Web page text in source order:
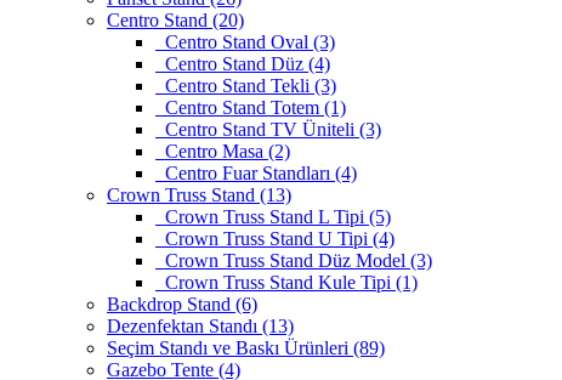
Centro Stand (20)
Centro Stand Oval (3)
Centro Stand Düz (4)
Centro Stand Tekli (3)
Centro Stand Totem (1)
Centro Stand TV Üniteli (3)
Centro Masa (2)
Centro Fuar Standları (4)
Crown Truss Stand (13)
Crown Truss Stand L Tipi (5)
Crown Truss Stand U Tipi (4)
Crown Truss Stand Düz Model (3)
Crown Truss Stand Kule Tipi (1)
Backdrop Stand (6)
Dezenfektan Standı (13)
Seçim Standı ve Baskı Ürünleri (89)
Gazebo Tente (4)